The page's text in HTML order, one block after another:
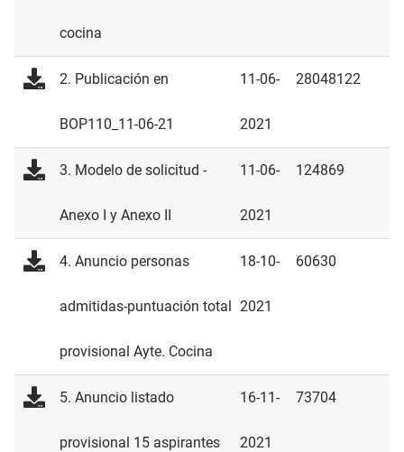
cocina
2. Publicación en
BOP110_11-06-21
11-06-
2021
28048122
3. Modelo de solicitud -
Anexo I y Anexo II
11-06-
2021
124869
4. Anuncio personas
admitidas-puntuación total
provisional Ayte. Cocina
18-10-
2021
60630
5. Anuncio listado
provisional 15 aspirantes
16-11-
2021
73704